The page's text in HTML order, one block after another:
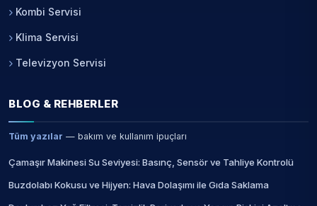
Kombi Servisi
Klima Servisi
Televizyon Servisi
BLOG & REHBERLER
Tüm yazılar — bakım ve kullanım ipuçları
Çamaşır Makinesi Su Seviyesi: Basınç, Sensör ve Tahliye Kontrolü
Buzdolabı Kokusu ve Hijyen: Hava Dolaşımı ile Gıda Saklama